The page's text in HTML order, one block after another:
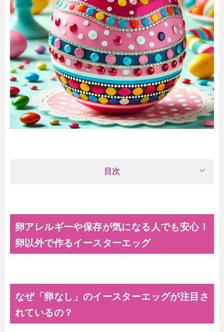
目次
卵アレルギーや保存が気になる人でも安心！
卵以外で作るイースターエッグ
なぜ「卵なし」のイースターエッグが注目さ
れているの？